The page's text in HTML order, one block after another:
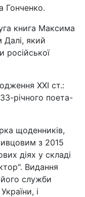
Гонченко.
книга Максима
Далі, який
російської
XXI ст.:
річного поета-
щоденників,
з 2015
діях у складі
Видання
його служби
і